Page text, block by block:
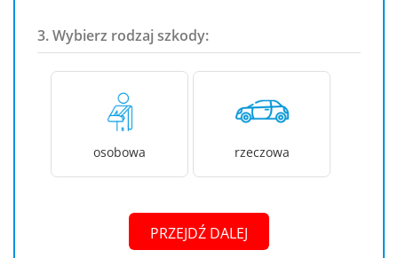
3. Wybierz rodzaj szkody:
osobowa rzeczowa
PRZEJDŹ DALEJ